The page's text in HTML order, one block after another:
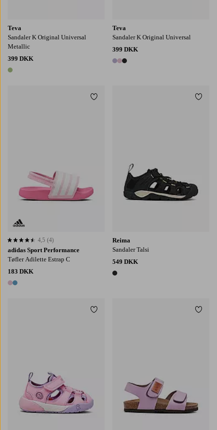
Teva
Sandaler K Original Universal
Metallic
399 DKK
1 farve
Teva
Sandaler K Original Universal
399 DKK
3 farver
adidas Sport Performance
Tøfler Adilette Estrap C
183 DKK
2 farver
4,5 baseret på 4 bedømmelser
4,5 (4)
Tilføj til favoritter
Reima
Sandaler Talsi
549 DKK
1 farve
Tilføj til favoritter